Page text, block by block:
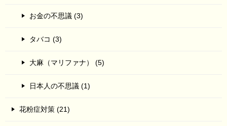
お金の不思議 (3)
タバコ (3)
大麻（マリファナ） (5)
日本人の不思議 (1)
花粉症対策 (21)